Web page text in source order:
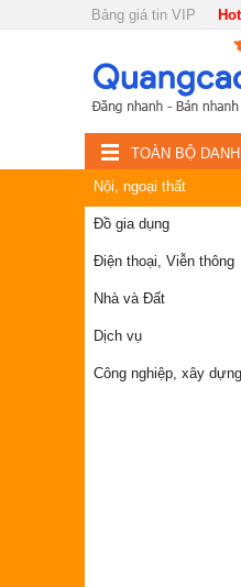
Bảng giá tin VIP
DANH
Nội, ngoại thất
Đồ gia dụng
Điện thoại, Viễn thông
Nhà và Đất
Dịch vụ
Công nghiệp, xây dựng
TOÀN BỘ
Nội, ngoại thất
Đồ gia dụng
Điện thoại, Viễn thông
Nhà và Đất
Dịch vụ
Công nghiệp, xây dựng